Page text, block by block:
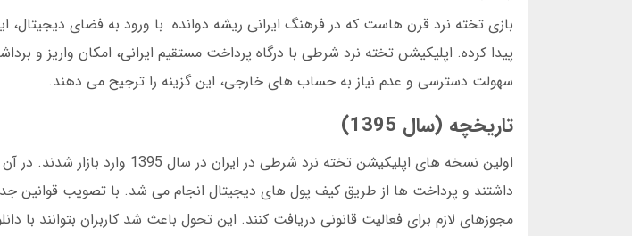
بازی تخته نرد قرن هاست که در فرهنگ ایرانی ریشه دوانده. با ورود به فضای دیجیتال،
پیدا کرده. اپلیکیشن تخته نرد شرطی با درگاه پرداخت مستقیم ایرانی، امکان واریز و
سهولت دسترسی و عدم نیاز به حساب های خارجی، این گزینه را ترجیح می دهند.
تاریخچه (سال 1395)
اولین نسخه های اپلیکیشن تخته نرد شرطی
مجوزهای لازم برای فعالیت قانونی دریافت کنند. این تحول باعث شد کاربران بتوانند با